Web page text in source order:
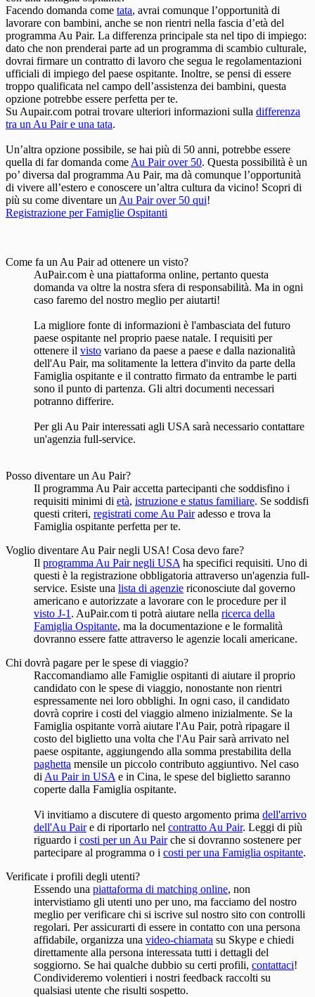
Facendo domanda come tata, avrai comunque l’opportunità di
lavorare con bambini, anche se non rientri nella fascia d’età del
programma Au Pair. La differenza principale sta nel tipo di impiego:
dato che non prenderai parte ad un programma di scambio culturale,
dovrai firmare un contratto di lavoro che segua le regolamentazioni
ufficiali di impiego del paese ospitante. Inoltre, se pensi di essere
troppo qualificata nel campo dell’assistenza dei bambini, questa
opzione potrebbe essere perfetta per te.
Su Aupair.com potrai trovare ulteriori informazioni sulla differenza
tra un Au Pair e una tata.
Un’altra opzione possibile, se hai più di 50 anni, potrebbe essere
quella di far domanda come Au Pair over 50. Questa possibilità è un
po’ diversa dal programma Au Pair, ma dà comunque l’opportunità
di vivere all’estero e conoscere un’altra cultura da vicino! Scopri di
più su come diventare un Au Pair over 50 qui!
Registrazione per Famiglie Ospitanti
Come fa un Au Pair ad ottenere un visto?
AuPair.com è una piattaforma online, pertanto questa
domanda va oltre la nostra sfera di responsabilità. Ma in ogni
caso faremo del nostro meglio per aiutarti!
La migliore fonte di informazioni è l'ambasciata del futuro
paese ospitante nel proprio paese natale. I requisiti per
ottenere il visto variano da paese a paese e dalla nazionalità
dell'Au Pair, ma solitamente la lettera d'invito da parte della
Famiglia ospitante e il contratto firmato da entrambe le parti
sono il punto di partenza. Gli altri documenti necessari
potranno differire.
Per gli Au Pair interessati agli USA sarà necessario contattare
un'agenzia full-service.
Posso diventare un Au Pair?
Il programma Au Pair accetta partecipanti che soddisfino i
requisiti minimi di età, istruzione e status familiare. Se soddisfi
questi criteri, registrati come Au Pairadesso e trova la
Famiglia ospitante perfetta per te.
Voglio diventare Au Pair negli USA! Cosa devo fare?
Il programma Au Pair negli USA ha specifici requisiti. Uno di
questi è la registrazione obbligatoria attraverso un'agenzia full-
service. Esiste una lista di agenzie riconosciute dal governo
americano e autorizzate a lavorare con le procedure per il
visto J-1 . AuPair.com ti potrà aiutare nella ricerca della
Famiglia Ospitante, ma la documentazione e le formalità
dovranno essere fatte attraverso le agenzie locali americane.
Chi dovrà pagare per le spese di viaggio?
Raccomandiamo alle Famiglie ospitanti di aiutare il proprio
candidato con le spese di viaggio, nonostante non rientri
espressamente nei loro obblighi. In ogni caso, il candidato
dovrà coprire i costi del viaggio almeno inizialmente. Se la
Famiglia ospitante vorrà aiutare l'Au Pair, potrà ripagare il
costo del biglietto una volta che l'Au Pair sarà arrivato nel
paese ospitante, aggiungendo alla somma prestabilita della
paghetta mensile un piccolo contributo aggiuntivo. Nel caso
di Au Pair in USA e in Cina, le spese del biglietto saranno
coperte dalla Famiglia ospitante.
Vi invitiamo a discutere di questo argomento prima dell'arrivo
dell'Au Paire di riportarlo nel contratto Au Pair. Leggi di più
riguardo i costi per un Au Pairche si dovranno sostenere per
partecipare al programma o i costi per una Famiglia ospitante.
Verificate i profili degli utenti?
Essendo una piattaforma di matching online, non
intervistiamo gli utenti uno per uno, ma facciamo del nostro
meglio per verificare chi si iscrive sul nostro sito con controlli
regolari. Per assicurarti di essere in contatto con una persona
affidabile, organizza una video-chiamata su Skype e chiedi
direttamente alla persona interessata tutti i dettagli del
soggiorno. Se hai qualche dubbio su certi profili, contattaci!
Condivideremo volentieri i nostri feedback raccolti su
qualsiasi utente che risulti sospetto.